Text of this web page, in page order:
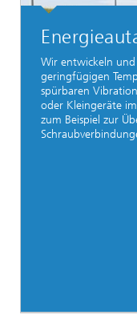
Wir entwickeln und
geringfügigen
spürbaren
oder Kleingeräte
zum Beispiel zur